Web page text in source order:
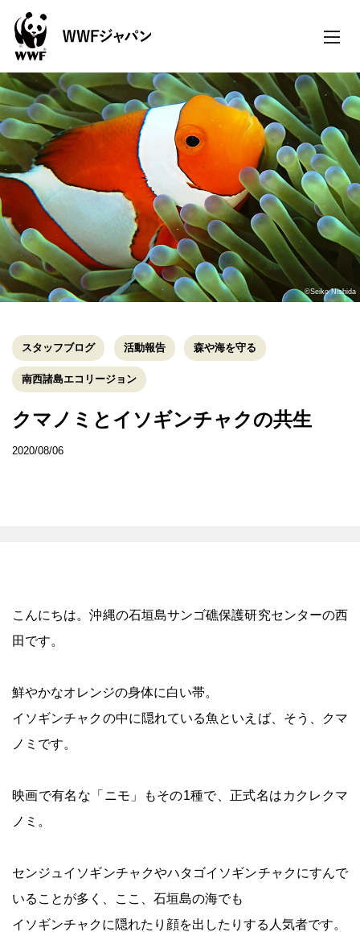
toggle
©Seiko Nishida
スタッフブログ 活動報告 森や海を守る
南西諸島エコリージョン
クマノミとイソギンチャクの共生
2020/08/06
こんにちは。沖縄の石垣島サンゴ礁保護研究センターの西
田です。
鮮やかなオレンジの身体に白い帯。
イソギンチャクの中に隠れている魚といえば、そう、クマ
ノミです。
映画で有名な「ニモ」もその1種で、正式名はカクレクマ
ノミ。
センジュイソギンチャクやハタゴイソギンチャクにすんで
いることが多く、ここ、石垣島の海でも
イソギンチャクに隠れたり顔を出したりする人気者です。